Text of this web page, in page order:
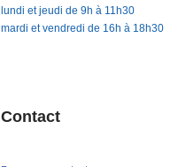
lundi et jeudi de 9h à 11h30
mardi et vendredi de 16h à 18h30
Contact